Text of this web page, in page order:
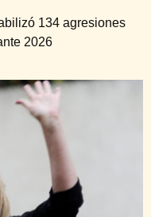
134 agresiones
2026